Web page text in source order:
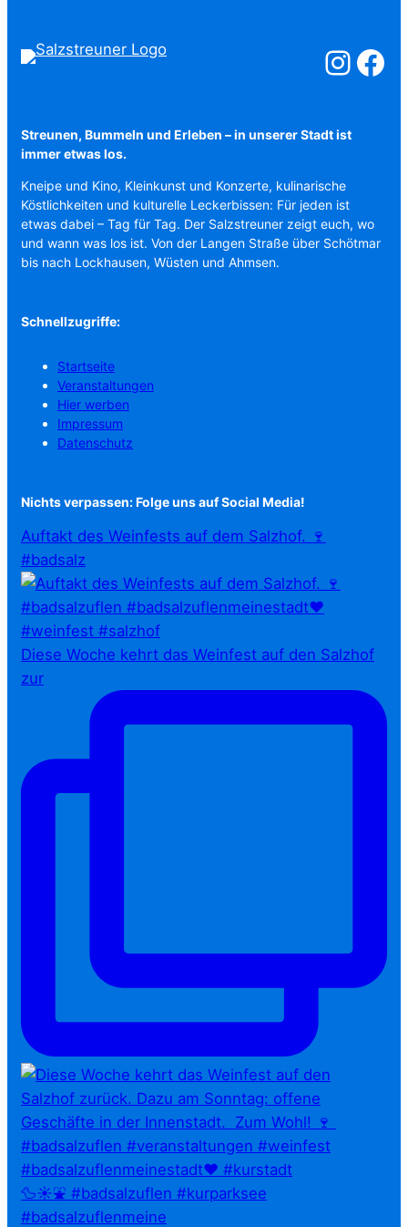
Salzstreuner
Streunen, Bummeln und Erleben – in unserer Stadt ist
immer etwas los.
Kneipe und Kino, Kleinkunst und Konzerte, kulinarische
Köstlichkeiten und kulturelle Leckerbissen: Für jeden ist
etwas dabei – Tag für Tag. Der Salzstreuner zeigt euch, wo
und wann was los ist. Von der Langen Straße über Schötmar
bis nach Lockhausen, Wüsten und Ahmsen.
Schnellzugriffe:
Startseite
Veranstaltungen
Hier werben
Impressum
Datenschutz
Nichts verpassen: Folge uns auf Social Media!
Auftakt des Weinfests auf dem Salzhof. 🍷
#badsalz
Diese Woche kehrt das Weinfest auf den Salzhof
zur
🦆☀️⛲ #badsalzuflen #kurparksee
#badsalzuflenmeine